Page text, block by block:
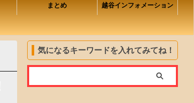
まとめ 越谷インフォメーション
気になるキーワードを入れてみてね！